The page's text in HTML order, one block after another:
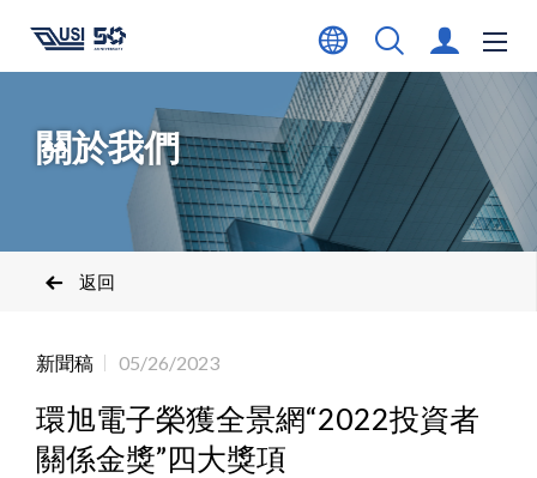
關於我們
返回
新聞稿 05/26/2023
環旭電子榮獲全景網“2022投資者
關係金獎”四大獎項